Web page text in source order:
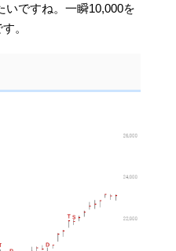
ですね。一瞬10,000を
。